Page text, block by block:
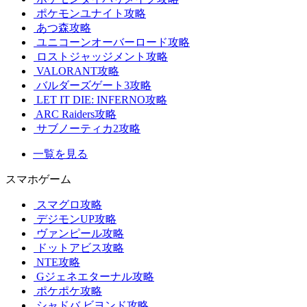
ポケモンユナイト攻略
あつ森攻略
ユニコーンオーバーロード攻略
ロストジャッジメント攻略
VALORANT攻略
バルダーズゲート3攻略
LET IT DIE: INFERNO攻略
ARC Raiders攻略
サブノーティカ2攻略
一覧を見る
スマホゲーム
スマグロ攻略
デジモンUP攻略
ヴァンピール攻略
ドットアビス攻略
NTE攻略
Gジェネエターナル攻略
ポケポケ攻略